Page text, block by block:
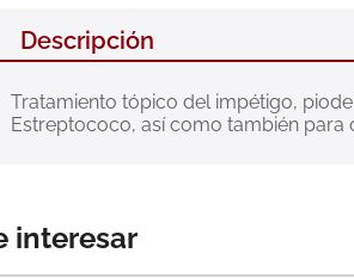
Descripción
Tratamiento tópico del impétigo,
Estreptococo, así como también para
interesar